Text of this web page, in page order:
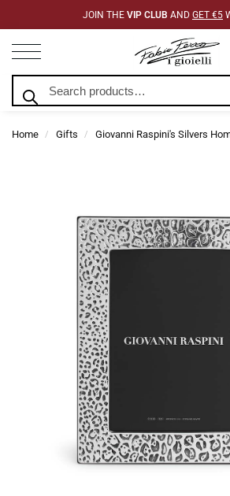
JOIN THE VIP CLUB AND GET €5
Home / Gifts / Giovanni Raspini's Silvers